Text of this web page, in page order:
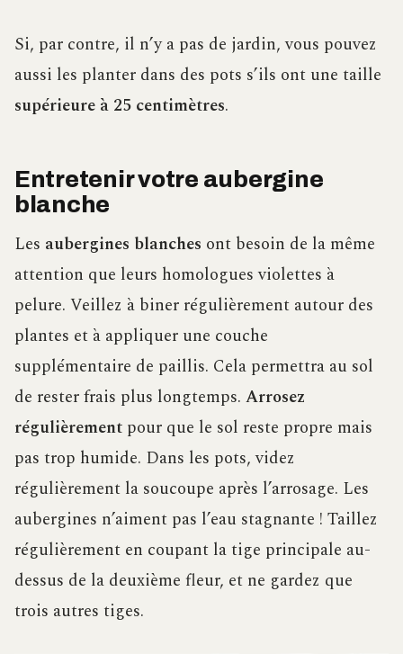
Si, par contre, il n’y a pas de jardin, vous pouvez
aussi les planter dans des pots s’ils ont une taille
supérieure à 25 centimètres.
Entretenir votre aubergine
blanche
Les aubergines blanches ont besoin de la même
attention que leurs homologues violettes à
pelure. Veillez à biner régulièrement autour des
plantes et à appliquer une couche
supplémentaire de paillis. Cela permettra au sol
de rester frais plus longtemps. Arrosez
régulièrement pour que le sol reste propre mais
pas trop humide. Dans les pots, videz
régulièrement la soucoupe après l’arrosage. Les
aubergines n’aiment pas l’eau stagnante ! Taillez
régulièrement en coupant la tige principale au-
dessus de la deuxième fleur, et ne gardez que
trois autres tiges.